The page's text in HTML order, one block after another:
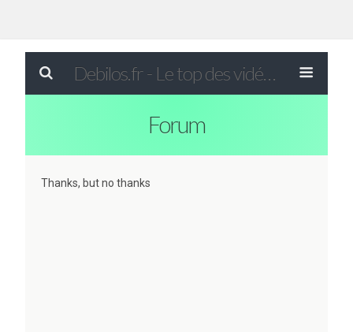
Debilos.fr - Le top des vidéos drôles du WEB !
Forum
Thanks, but no thanks